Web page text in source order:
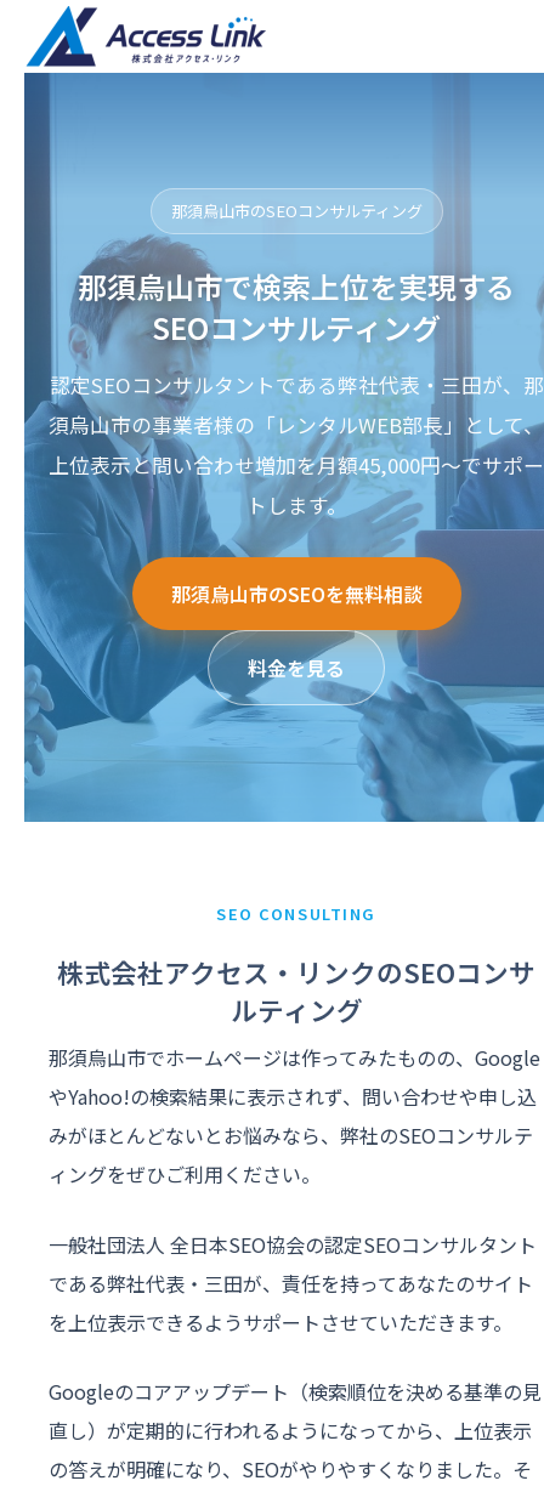
那須烏山市のSEOコンサルティング
那須烏山市で検索上位を実現する
SEOコンサルティング
認定SEOコンサルタントである弊社代表・三田が、那
須烏山市の事業者様の「レンタルWEB部長」として、
上位表示と問い合わせ増加を月額45,000円〜でサポー
トします。
那須烏山市のSEOを無料相談
料金を見る
SEO CONSULTING
株式会社アクセス・リンクのSEOコンサ
ルティング
那須烏山市でホームページは作ってみたものの、Google
やYahoo!の検索結果に表示されず、問い合わせや申し込
みがほとんどないとお悩みなら、弊社のSEOコンサルテ
ィングをぜひご利用ください。
一般社団法人 全日本SEO協会の認定SEOコンサルタント
である弊社代表・三田が、責任を持ってあなたのサイト
を上位表示できるようサポートさせていただきます。
Googleのコアアップデート（検索順位を決める基準の見
直し）が定期的に行われるようになってから、上位表示
の答えが明確になり、SEOがやりやすくなりました。そ